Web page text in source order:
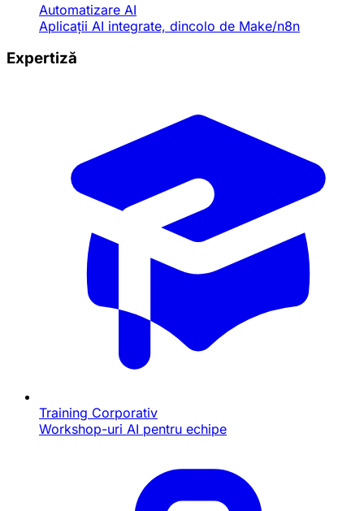
Automatizare AI
Aplicații AI integrate, dincolo de Make/n8n
Expertiză
Training Corporativ
Workshop-uri AI pentru echipe